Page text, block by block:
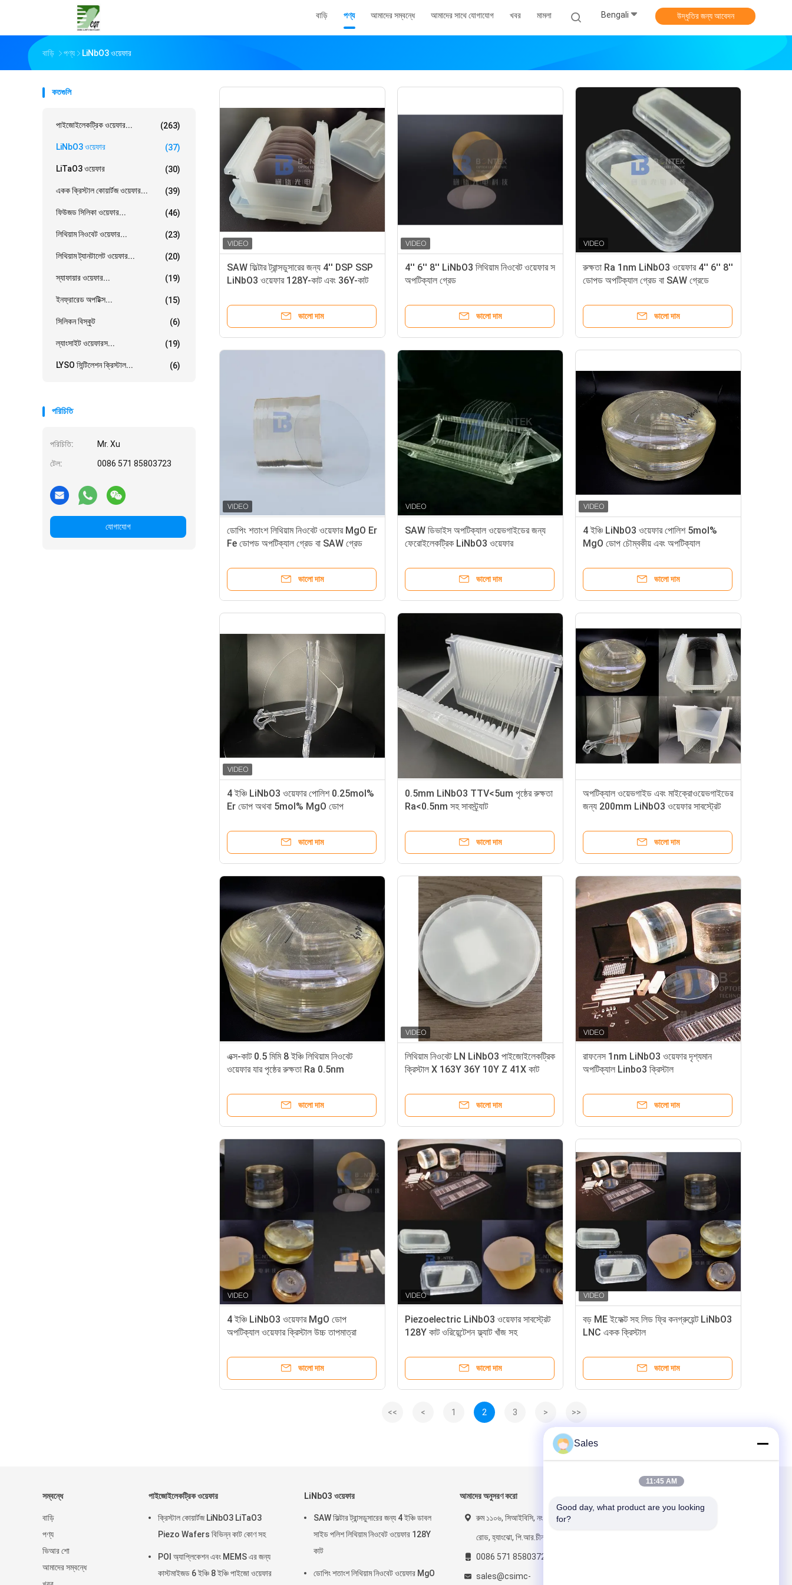
বাড়ি পণ্য আমাদের সম্বন্ধে আমাদের সাথে যোগাযোগ খবর মামলা Bengali উদ্ধৃতির জন্য আবেদন
বাড়ি পণ্য LiNbO3 ওয়েফার
কতগুলি
পাইজোইলেকট্রিক ওয়েফার... (263)
LiNbO3 ওয়েফার (37)
LiTaO3 ওয়েফার (30)
একক ক্রিস্টাল কোয়ার্টজ ওয়েফার... (39)
ফিউজড সিলিকা ওয়েফার... (46)
লিথিয়াম নিওবেট ওয়েফার... (23)
লিথিয়াম ট্যানটালেট ওয়েফার... (20)
স্যাফায়ার ওয়েফার... (19)
ইনফ্রারেড অপটিক্স... (15)
সিলিকন বিস্কুট (6)
ল্যাংসাইট ওয়েফারস... (19)
LYSO সিন্টিলেশন ক্রিস্টাল... (6)
পরিচিতি
পরিচিতি: Mr. Xu
টেল: 0086 571 85803723
যোগাযোগ
SAW ফিল্টার ট্রান্সডুসারের জন্য 4'' DSP SSP
LiNbO3 ওয়েফার 128Y-কাট এবং 36Y-কাট
ভালো দাম
4'' 6'' 8'' LiNbO3 লিথিয়াম নিওবেট ওয়েফার স
অপটিক্যাল গ্রেড
ভালো দাম
রুক্ষতা Ra 1nm LiNbO3 ওয়েফার 4'' 6'' 8''
ডোপড অপটিক্যাল গ্রেড বা SAW গ্রেডে
ভালো দাম
ডোপিং শতাংশ লিথিয়াম নিওবেট ওয়েফার MgO Er
Fe ডোপড অপটিক্যাল গ্রেড বা SAW গ্রেড
ভালো দাম
SAW ডিভাইস অপটিক্যাল ওয়েভগাইডের জন্য
ফেরোইলেকট্রিক LiNbO3 ওয়েফার
ভালো দাম
4 ইঞ্চি LiNbO3 ওয়েফার পোলিশ 5mol%
MgO ডোপ চৌম্বকীয় এবং অপটিক্যাল
ভালো দাম
4 ইঞ্চি LiNbO3 ওয়েফার পোলিশ 0.25mol%
Er ডোপ অথবা 5mol% MgO ডোপ
ভালো দাম
0.5mm LiNbO3 TTV<5um পৃষ্ঠের রুক্ষতা
Ra<0.5nm সহ সাবস্ট্র্যাট
ভালো দাম
অপটিক্যাল ওয়েভগাইড এবং মাইক্রোওয়েভগাইডের
জন্য 200mm LiNbO3 ওয়েফার সাবস্ট্রেট
ভালো দাম
এক্স-কাট 0.5 মিমি 8 ইঞ্চি লিথিয়াম নিওবেট
ওয়েফার যার পৃষ্ঠের রুক্ষতা Ra 0.5nm
ভালো দাম
লিথিয়াম নিওবেট LN LiNbO3 পাইজোইলেকট্রিক
ক্রিস্টাল X 163Y 36Y 10Y Z 41X কাট
ভালো দাম
রাফনেস 1nm LiNbO3 ওয়েফার দৃশ্যমান
অপটিক্যাল Linbo3 ক্রিস্টাল
ভালো দাম
4 ইঞ্চি LiNbO3 ওয়েফার MgO ডোপ
অপটিক্যাল ওয়েফার ক্রিস্টাল উচ্চ তাপমাত্রা
ভালো দাম
Piezoelectric LiNbO3 ওয়েফার সাবস্ট্রেট
128Y কাট ওরিয়েন্টেশন ফ্ল্যাট খাঁজ সহ
ভালো দাম
বড় ME ইফেক্ট সহ লিড ফ্রি কনগ্রুয়েন্ট LiNbO3
LNC একক ক্রিস্টাল
ভালো দাম
<< < 1 2 3 > >>
সম্বন্ধে
বাড়ি
পণ্য
ভিআর শো
আমাদের সম্বন্ধে
পাইজোইলেকট্রিক ওয়েফার
ক্রিস্টাল কোয়ার্টজ LiNbO3 LiTaO3
Piezo Wafers বিভিন্ন কাট কোণ সহ
POI অ্যাপ্লিকেশন এবং MEMS এর জন্য
কাস্টমাইজড 6 ইঞ্চি 8 ইঞ্চি পাইজো ওয়েফার
LiNbO3 ওয়েফার
SAW ফিল্টার ট্রান্সডুসারের জন্য 4 ইঞ্চি ডাবল
সাইড পলিশ লিথিয়াম নিওবেট ওয়েফার 128Y
কাট
ডোপিং শতাংশ লিথিয়াম নিওবেট ওয়েফার MgO
আমাদের অনুসরণ করো
রুম ১১০৬, সিআইবিসি, নং ১৯৮ উকসিং
রোড, হ্যাংঝো, পি.আর.চীন
0086 571 85803723
sales@csimc-
Sales
11:45 AM
Good day, what product are you looking
for?